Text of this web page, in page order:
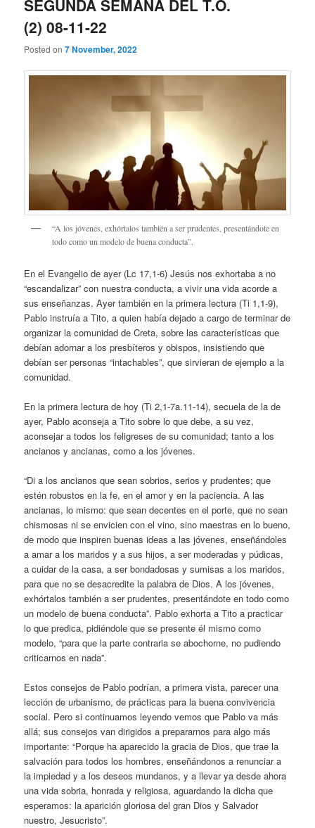
SEGUNDA SEMANA DEL T.O.
(2) 08-11-22
Posted on7 November, 2022
“A los jóvenes, exhórtalos también a ser prudentes, presentándote en
todo como un modelo de buena conducta”.
En el Evangelio de ayer (Lc 17,1-6) Jesús nos exhortaba a no
“escandalizar” con nuestra conducta, a vivir una vida acorde a
sus enseñanzas. Ayer también en la primera lectura (Ti 1,1-9),
Pablo instruía a Tito, a quien había dejado a cargo de terminar de
organizar la comunidad de Creta, sobre las características que
debían adornar a los presbíteros y obispos, insistiendo que
debían ser personas “intachables”, que sirvieran de ejemplo a la
comunidad.
En la primera lectura de hoy (Ti 2,1-7a.11-14), secuela de la de
ayer, Pablo aconseja a Tito sobre lo que debe, a su vez,
aconsejar a todos los feligreses de su comunidad; tanto a los
ancianos y ancianas, como a los jóvenes.
“Di a los ancianos que sean sobrios, serios y prudentes; que
estén robustos en la fe, en el amor y en la paciencia. A las
ancianas, lo mismo: que sean decentes en el porte, que no sean
chismosas ni se envicien con el vino, sino maestras en lo bueno,
de modo que inspiren buenas ideas a las jóvenes, enseñándoles
a amar a los maridos y a sus hijos, a ser moderadas y púdicas,
a cuidar de la casa, a ser bondadosas y sumisas a los maridos,
para que no se desacredite la palabra de Dios. A los jóvenes,
exhórtalos también a ser prudentes, presentándote en todo como
un modelo de buena conducta”. Pablo exhorta a Tito a practicar
lo que predica, pidiéndole que se presente él mismo como
modelo, “para que la parte contraria se abochorne, no pudiendo
criticarnos en nada”.
Estos consejos de Pablo podrían, a primera vista, parecer una
lección de urbanismo, de prácticas para la buena convivencia
social. Pero si continuamos leyendo vemos que Pablo va más
allá; sus consejos van dirigidos a prepararnos para algo más
importante: “Porque ha aparecido la gracia de Dios, que trae la
salvación para todos los hombres, enseñándonos a renunciar a
la impiedad y a los deseos mundanos, y a llevar ya desde ahora
una vida sobria, honrada y religiosa, aguardando la dicha que
esperamos: la aparición gloriosa del gran Dios y Salvador
nuestro, Jesucristo”.